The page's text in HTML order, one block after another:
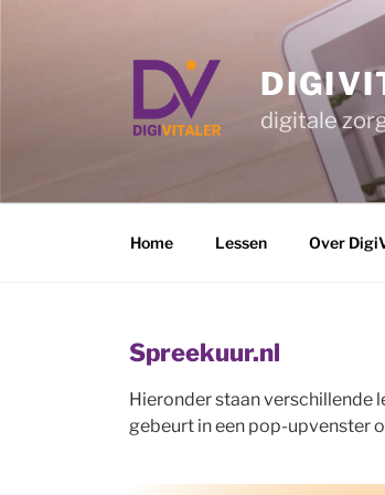
digitale
Home Lessen Over
Spreekuur.nl
Hieronder staan verschillende
gebeurt in een pop-upvenster